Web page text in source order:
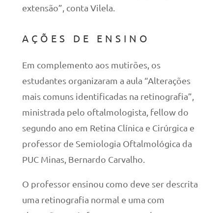
extensão”, conta Vilela.
AÇÕES DE ENSINO
Em complemento aos mutirões, os
estudantes organizaram a aula “Alterações
mais comuns identificadas na retinografia”,
ministrada pelo oftalmologista, fellow do
segundo ano em Retina Clínica e Cirúrgica e
professor de Semiologia Oftalmológica da
PUC Minas, Bernardo Carvalho.
O professor ensinou como deve ser descrita
uma retinografia normal e uma com